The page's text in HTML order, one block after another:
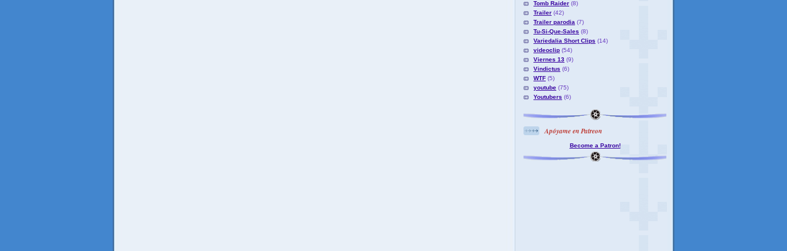
Tomb Raider (8)
Trailer (42)
Trailer parodia (7)
Tu-Si-Que-Sales (8)
Variedalia Short Clips (14)
videoclip (54)
Viernes 13 (9)
Vindictus (6)
WTF (5)
youtube (75)
Youtubers (6)
Apóyame en Patreon
Become a Patron!